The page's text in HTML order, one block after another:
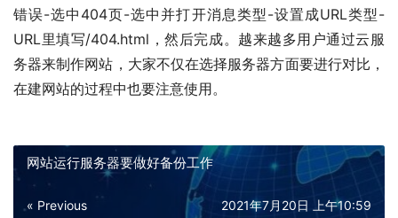
错误-选中404页-选中并打开消息类型-设置成URL类型-
URL里填写/404.html，然后完成。越来越多用户通过云服
务器来制作网站，大家不仅在选择服务器方面要进行对比，
在建网站的过程中也要注意使用。
网站运行服务器要做好备份工作
« Previous 2021年7月20日 上午10:59